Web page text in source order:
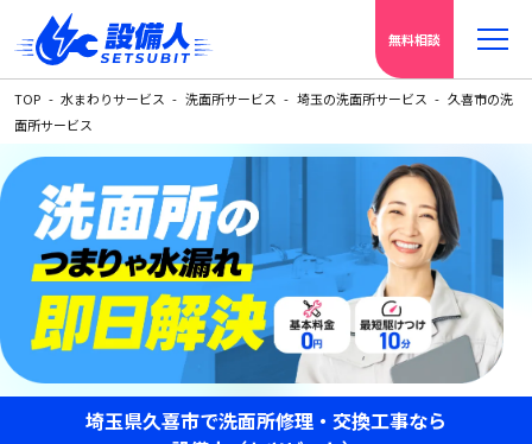
無料相談
TOP 水まわりサービス 洗面所サービス 埼玉の洗面所サービス
久喜市の洗
面所サービス
埼玉県久喜市で洗面所修理・交換工事なら